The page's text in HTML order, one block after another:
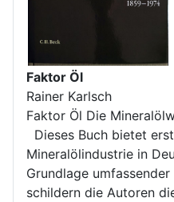
Faktor Öl
Rainer Karlsch
Faktor Öl Die
Dieses Buch bietet
Mineralölindustrie in
Grundlage
schildern die Autoren